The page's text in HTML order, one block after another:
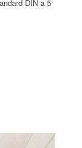
DIN a 5